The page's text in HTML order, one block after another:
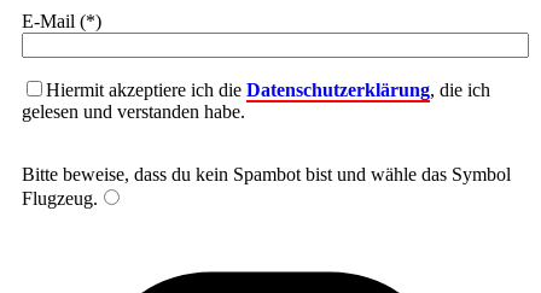
E-Mail (*)
Hiermit akzeptiere ich die Datenschutzerklärung, die ich
gelesen und verstanden habe.
Bitte beweise, dass du kein Spambot bist und wähle das Symbol
Flugzeug.